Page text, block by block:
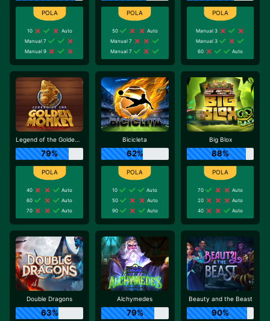
10
Auto
Manual 7
Manual 9
50
Auto
Manual 7
Manual 7
Manual 3
Manual 3
60
Auto
Legend of the Golden Monkey
79%
40
Auto
60
Auto
70
Auto
Bicicleta
62%
10
Auto
50
Auto
90
Auto
Big Blox
88%
70
Auto
20
Auto
40
Auto
Double Dragons
63%
Alchymedes
79%
Beauty and the Beast
90%